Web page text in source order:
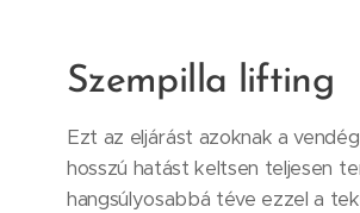
Szempilla lifting
Ezt az eljárást azoknak a
hosszú hatást keltsen teljesen
hangsúlyosabbá téve ezzel a